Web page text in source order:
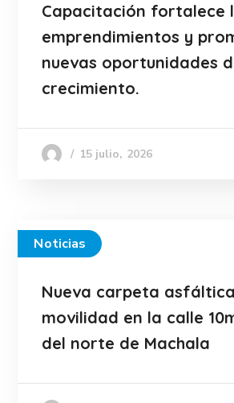
Capacitación fortalece
emprendimientos y
nuevas oportunidades
crecimiento.
15 julio, 2026
Noticias
Nueva carpeta
movilidad en la calle
del norte de Machala